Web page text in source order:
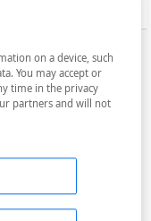
on a device, such
You may accept or
time in the privacy
partners and will not